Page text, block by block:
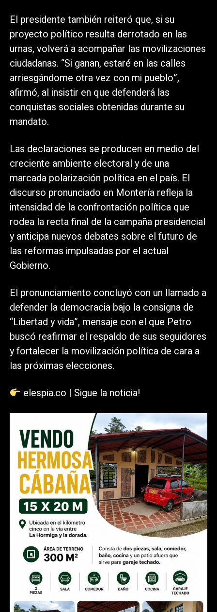
El presidente también reiteró que, si su
proyecto político resulta derrotado en las
urnas, volverá a acompañar las movilizaciones
ciudadanas. “Si ganan, estaré en las calles
arriesgándome otra vez con mi pueblo”,
afirmó, al insistir en que defenderá las
conquistas sociales obtenidas durante su
mandato.
Las declaraciones se producen en medio del
creciente ambiente electoral y de una
marcada polarización política en el país. El
discurso pronunciado en Montería refleja la
intensidad de la confrontación política que
rodea la recta final de la campaña presidencial
y anticipa nuevos debates sobre el futuro de
las reformas impulsadas por el actual
Gobierno.
El pronunciamiento concluyó con un llamado a
defender la democracia bajo la consigna de
“Libertad y vida”, mensaje con el que Petro
buscó reafirmar el respaldo de sus seguidores
y fortalecer la movilización política de cara a
las próximas elecciones.
elespia.co | Sigue la noticia!